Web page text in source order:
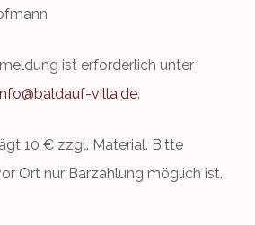
ist erforderlich unter
villa.de.
10 € zzgl. Material. Bitte
Ort nur Barzahlung möglich ist.